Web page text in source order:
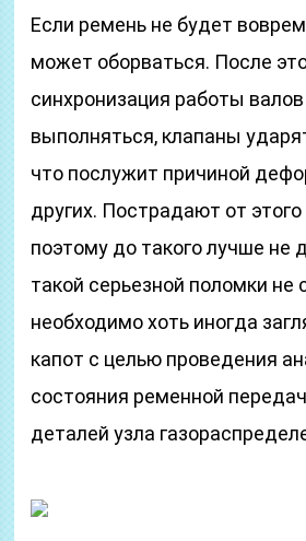
Если ремень не будет
может оборваться. После
синхронизация работы
выполняться, клапаны
что послужит причиной
других. Пострадают от
поэтому до такого лучше не
такой серьезной поломки не
необходимо хоть иногда
капот с целью проведения
состояния ременной
деталей узла